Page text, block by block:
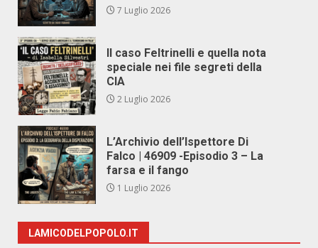
7 Luglio 2026
Il caso Feltrinelli e quella nota
speciale nei file segreti della
CIA
2 Luglio 2026
L’Archivio dell’Ispettore Di
Falco | 46909 -Episodio 3 – La
farsa e il fango
1 Luglio 2026
LAMICODELPOPOLO.IT